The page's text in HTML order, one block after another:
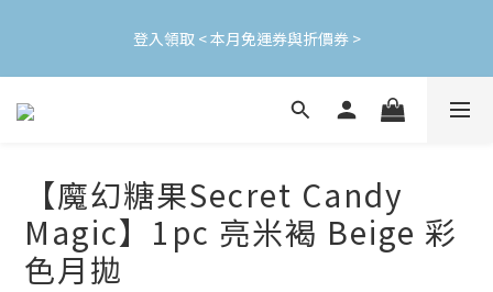
使用
登入領取 < 本月免運券與折價券 >
加入會員立即領$200購物金(效期30天) | 可與LINE新好友$50疊加
【魔幻糖果Secret Candy
Magic】1pc 亮米褐 Beige 彩
色月拋